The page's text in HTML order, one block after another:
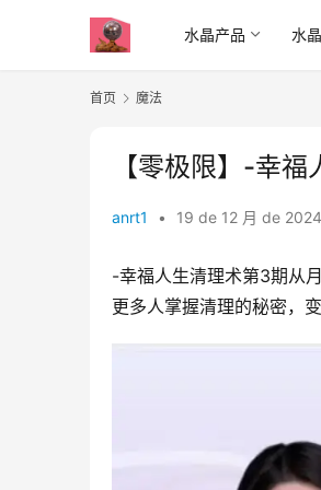
水晶产品 水
首页 魔法
【零极限】-幸福
anrt1 • 19 de 12 月 de
-幸福人生清理术第3期从
更多人掌握清理的秘密，